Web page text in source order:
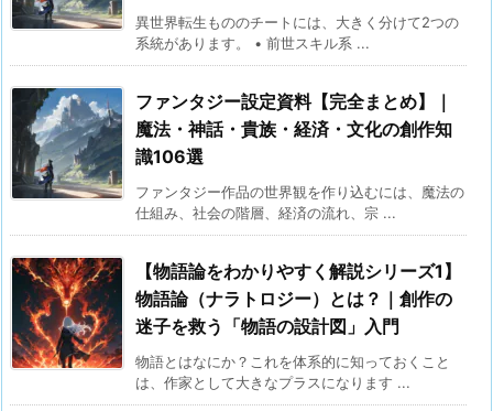
異世界転生もののチートには、大きく分けて2つの
系統があります。 • 前世スキル系 ...
ファンタジー設定資料【完全まとめ】｜
魔法・神話・貴族・経済・文化の創作知
識106選
ファンタジー作品の世界観を作り込むには、魔法の
仕組み、社会の階層、経済の流れ、宗 ...
【物語論をわかりやすく解説シリーズ1】
物語論（ナラトロジー）とは？｜創作の
迷子を救う「物語の設計図」入門
物語とはなにか？これを体系的に知っておくこと
は、作家として大きなプラスになります ...